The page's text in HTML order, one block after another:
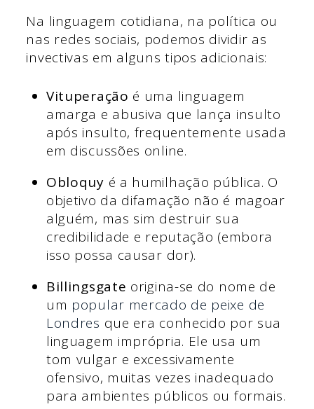
Na linguagem cotidiana, na política ou
nas redes sociais, podemos dividir as
invectivas em alguns tipos adicionais:
Vituperação é uma linguagem
amarga e abusiva que lança insulto
após insulto, frequentemente usada
em discussões online.
Obloquy é a humilhação pública. O
objetivo da difamação não é magoar
alguém, mas sim destruir sua
credibilidade e reputação (embora
isso possa causar dor).
Billingsgate origina-se do nome de
um popular mercado de peixe de
Londres que era conhecido por sua
linguagem imprópria. Ele usa um
tom vulgar e excessivamente
ofensivo, muitas vezes inadequado
para ambientes públicos ou formais.